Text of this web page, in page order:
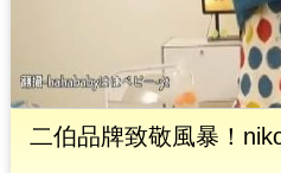
二伯品牌致敬風暴！